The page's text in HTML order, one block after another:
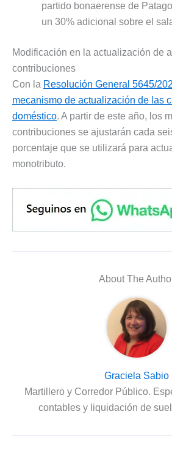
partido bonaerense de
un 30% adicional sobre el
Modificación en la actualización de
contribuciones
Con la Resolución General 5645/
mecanismo de actualización de las
doméstico. A partir de este año, los
contribuciones se ajustarán cada
porcentaje que se utilizará para
monotributo.
About The
Graciela Sabio
Martillero y Corredor Público.
contables y liquidación de